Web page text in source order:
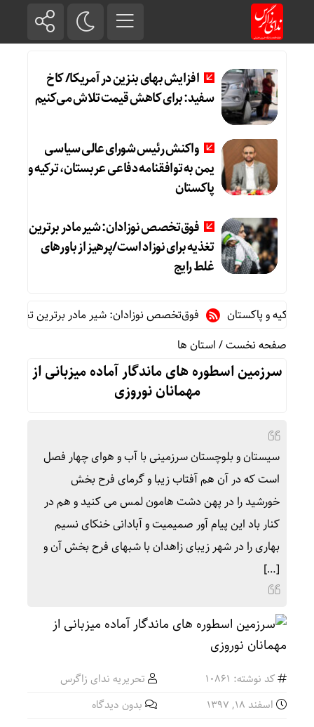
افزایش بهای بنزین در آمریکا/ کاخ
سفید: برای کاهش قیمت تلاش می‌کنیم
واکنش رئیس شورای عالی سیاسی
یمن به توافقنامه دفاعی عربستان، ترکیه و
پاکستان
فوق‌تخصص نوزادان: شیر مادر برترین
تغذیه برای نوزاد است/پرهیز از باورهای
غلط رایج
و پاکستان
فوق‌تخصص نوزادان: شیر مادر برترین تغذیه برای
صفحه نخست/استان ها
سرزمین اسطوره های ماندگار آماده میزبانی از
مهمانان نوروزی
سیستان و بلوچستان سرزمینی با آب و هوای چهار فصل
است که در آن هم آفتاب زیبا و گرمای فرح بخش
خورشید را در پهن دشت هامون لمس می کنید و هم در
کنار باد این پیام آور صمیمیت و آبادانی خنکای نسیم
بهاری را در شهر زیبای زاهدان با شبهای فرح بخش آن و
[…]
کد نوشته: 10861
تحریریه ندای زاگرس
اسفند ۱۸, ۱۳۹۷
بدون دیدگاه